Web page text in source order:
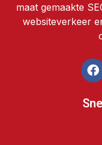
maat gemaakte
websiteverkeer